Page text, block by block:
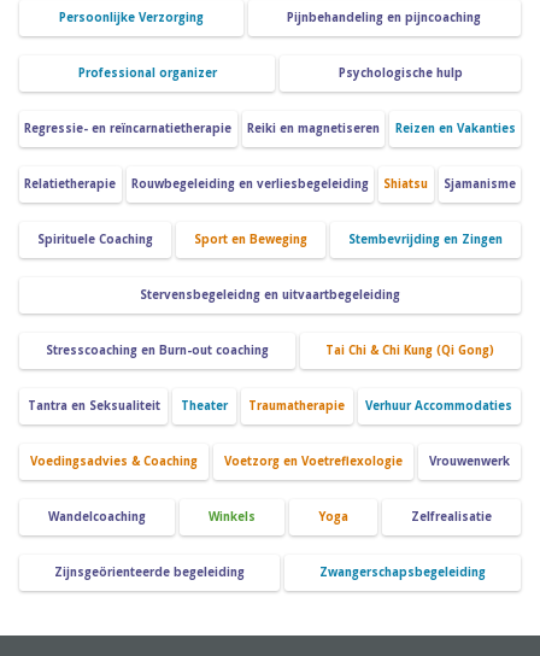
Persoonlijke Verzorging Pijnbehandeling en pijncoaching
Professional organizer Psychologische hulp
Regressie- en reïncarnatietherapie Reiki en magnetiseren Reizen en Vakanties
Relatietherapie Rouwbegeleiding en verliesbegeleiding Shiatsu Sjamanisme
Spirituele Coaching Sport en Beweging Stembevrijding en Zingen
Stervensbegeleidng en uitvaartbegeleiding
Stresscoaching en Burn-out coaching Tai Chi & Chi Kung (Qi Gong)
Tantra en Seksualiteit Theater Traumatherapie Verhuur Accommodaties
Voedingsadvies & Coaching Voetzorg en Voetreflexologie Vrouwenwerk
Wandelcoaching Winkels Yoga Zelfrealisatie
Zijnsgeörienteerde begeleiding Zwangerschapsbegeleiding